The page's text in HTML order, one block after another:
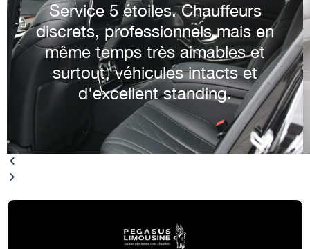
Service 5 étoiles. Chauffeurs
discrets, professionnels mais en
même temps très aimables et
surtout, véhicules intacts et
d'excellent standing.